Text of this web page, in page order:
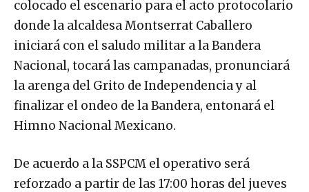
colocado el escenario para el acto protocolario
donde la alcaldesa Montserrat Caballero
iniciará con el saludo militar a la Bandera
Nacional, tocará las campanadas, pronunciará
la arenga del Grito de Independencia y al
finalizar el ondeo de la Bandera, entonará el
Himno Nacional Mexicano.
De acuerdo a la SSPCM el operativo será
reforzado a partir de las 17:00 horas del jueves